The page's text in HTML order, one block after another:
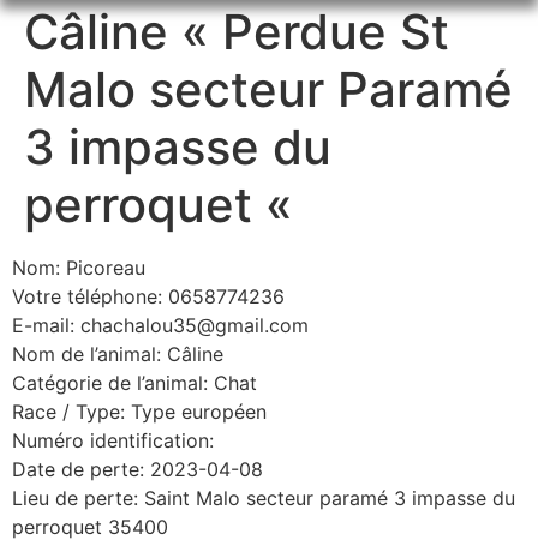
Câline « Perdue St
Malo secteur Paramé
3 impasse du
perroquet «
Nom: Picoreau
Votre téléphone: 0658774236
E-mail: chachalou35@gmail.com
Nom de l’animal: Câline
Catégorie de l’animal: Chat
Race / Type: Type européen
Numéro identification:
Date de perte: 2023-04-08
Lieu de perte: Saint Malo secteur paramé 3 impasse du
perroquet 35400